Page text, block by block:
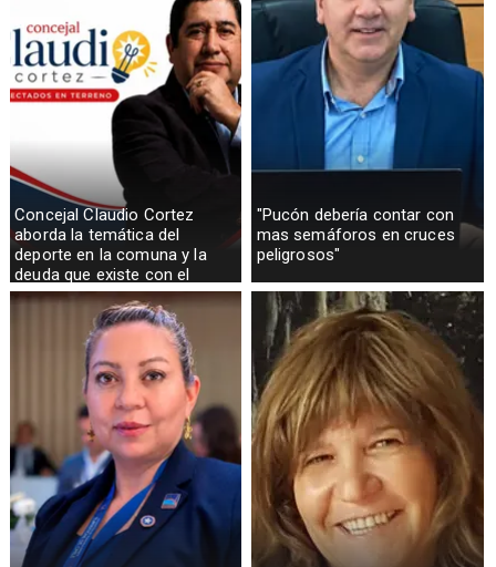
Concejal Claudio Cortez
aborda la temática del
deporte en la comuna y la
deuda que existe con el
sector rural
"Pucón debería contar con
mas semáforos en cruces
peligrosos"